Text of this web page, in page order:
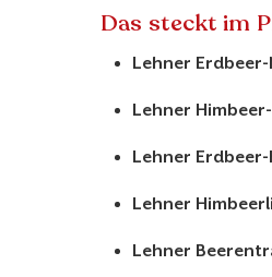
Das steckt im
Lehner
Lehner
Lehner
Lehner
Lehner